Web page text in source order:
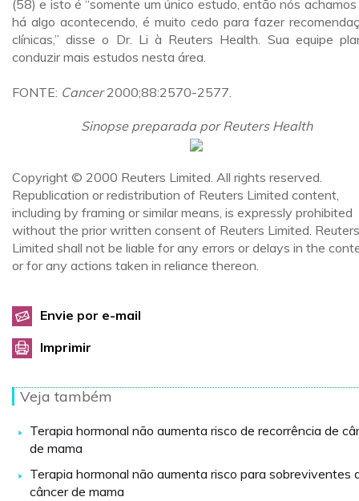
(58) e isto é “somente um único estudo, então nós achamos
há algo acontecendo, é muito cedo para fazer
clínicas,” disse o Dr. Li à Reuters Health. Sua equipe
conduzir mais estudos nesta área.
FONTE: Cancer2000;88:2570-2577.
Sinopse preparada por Reuters Health
Copyright © 2000 Reuters Limited. All rights reserved.
Republication or redistribution of Reuters Limited content,
including by framing or similar means, is expressly prohibited
without the prior written consent of Reuters Limited. Reuters
Limited shall not be liable for any errors or delays in the
or for any actions taken in reliance thereon.
Envie por e-mail
Imprimir
Veja também
Terapia hormonal não aumenta risco de recorrência de
de mama
Terapia hormonal não aumenta risco para sobreviventes
câncer de mama